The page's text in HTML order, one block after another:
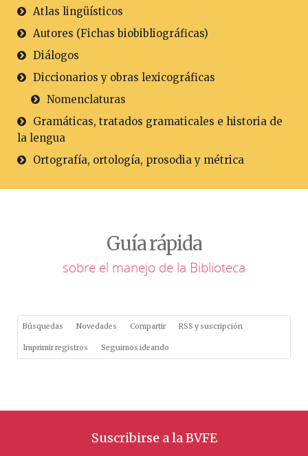
Atlas lingüísticos
Autores (Fichas biobibliográficas)
Diálogos
Diccionarios y obras lexicográficas
Nomenclaturas
Gramáticas, tratados gramaticales e historia de
la lengua
Ortografía, ortología, prosodia y métrica
Guía rápida
sobre el manejo de la Biblioteca
Búsquedas Novedades Compartir RSS y suscripción
Imprimir registros Seguimos ideando
Suscribirse a la BVFE